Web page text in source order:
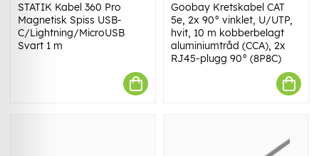
STATIK Kabel 360 Pro
Magnetisk Spiss USB-
C/Lightning/MicroUSB
Svart 1 m
Goobay Kretskabel CAT
5e, 2x 90° vinklet, U/UTP,
hvit, 10 m kobberbelagt
aluminiumtråd (CCA), 2x
RJ45-plugg 90° (8P8C)